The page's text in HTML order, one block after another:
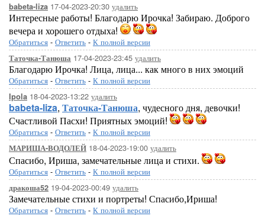
babeta-liza 17-04-2023-20:30 удалить
Интересные работы! Благодарю Ирочка! Забираю. Доброго
вечера и хорошего отдыха!
Обратиться - Ответить - К полной версии
Таточка-Танюша 17-04-2023-23:45 удалить
Благодарю Ирочка! Лица, лица... как много в них эмоций
Обратиться - Ответить - К полной версии
Ipola 18-04-2023-13:22 удалить
babeta-liza, Таточка-Танюша, чудесного дня, девочки!
Счастливой Пасхи! Приятных эмоций!
Обратиться - Ответить - К полной версии
МАРИША-ВОДОЛЕЙ 18-04-2023-19:00 удалить
Спасибо, Ириша, замечательные лица и стихи.
Обратиться - Ответить - К полной версии
дракоша52 19-04-2023-00:49 удалить
Замечательные стихи и портреты! Спасибо,Ириша!
Обратиться - Ответить - К полной версии